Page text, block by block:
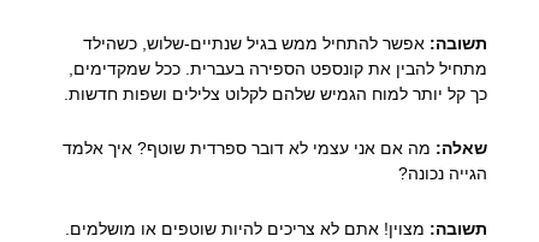
תשובה: אפשר להתחיל ממש בגיל שנתיים-שלוש, כשהילד
מתחיל להבין את קונספט הספירה בעברית. ככל שמקדימים,
כך קל יותר למוח הגמיש שלהם לקלוט צלילים ושפות חדשות.
שאלה: מה אם אני עצמי לא דובר ספרדית שוטף? איך אלמד
הגייה נכונה?
תשובה: מצוין! אתם לא צריכים להיות שוטפים או מושלמים.